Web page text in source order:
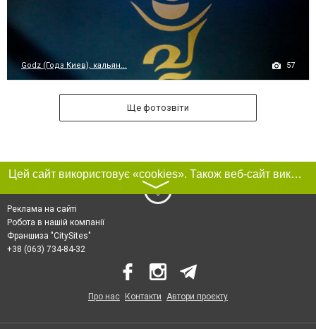
Godz (Годз Киев), кальян... 57
Ще фотозвіти
Цей сайт використовує «cookies». Також веб-сайт використовує інтернет-сервіс для збору технічних даних стосовно відвідувачів з метою отримання маркетингової та статистичної інформації. Умови обробки даних відвідувачів сайту див.
〉
Реклама на сайті
Робота в нашій компанії
Франшиза "CitySites"
+38 (063) 734-84-32
Про нас Контакти Автори проєкту